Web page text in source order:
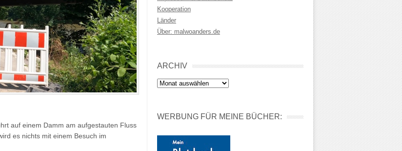
auf einem Damm am aufgestauten Fluss
es nichts mit einem Besuch im
Kooperation
Länder
Über: malwoanders.de
ARCHIV
Archiv
WERBUNG FÜR MEINE BÜCHER: